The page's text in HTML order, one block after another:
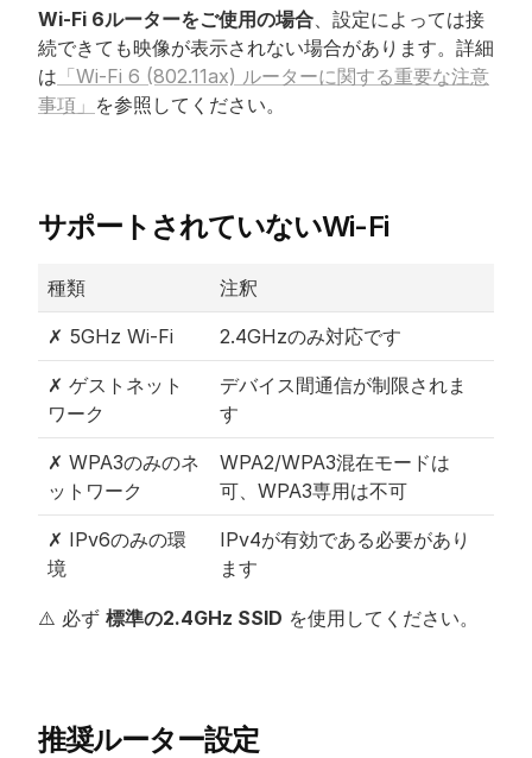
Wi-Fi 6ルーターをご使用の場合、設定によっては接
続できても映像が表示されない場合があります。詳細
は 「Wi-Fi 6 (802.11ax) ルーターに関する重要な注意
事項」 を参照してください。
サポートされていないWi-Fi
種類 注釈
✗ 5GHz Wi-Fi 2.4GHzのみ対応です
✗ ゲストネット
ワーク
デバイス間通信が制限されま
す
✗ WPA3のみのネ
ットワーク
WPA2/WPA3混在モードは
可、WPA3専用は不可
✗ IPv6のみの環
境
IPv4が有効である必要があり
ます
⚠️ 必ず 標準の2.4GHz SSID を使用してください。
推奨ルーター設定